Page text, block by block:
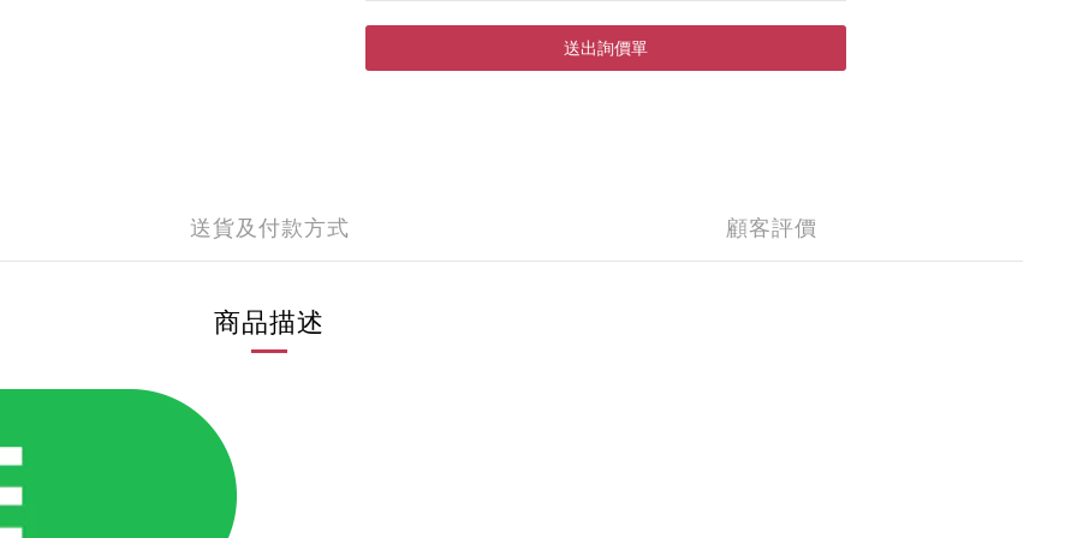
現在預購
送貨及付款方式 顧客評價
商品描述